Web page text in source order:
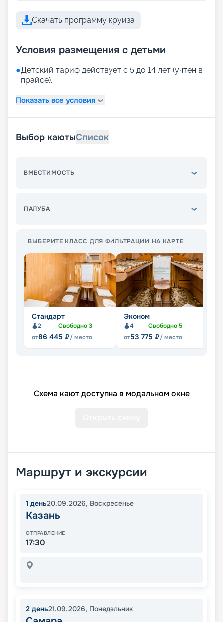
Скачать программу круиза
Условия размещения с детьми
●Детский тариф действует с 5 до 14 лет (учтен в
прайсе).
Показать все условия
Выбор каютыСписок
ВМЕСТИМОСТЬ
ПАЛУБА
ВЫБЕРИТЕ КЛАСС ДЛЯ ФИЛЬТРАЦИИ НА КАРТЕ
Стандарт
2 Свободно3
от86 445 ₽/ место
Эконом
4 Свободно5
от53 775 ₽/ место
Схема кают доступна в модальном окне
Маршрут и экскурсии
1 день20.09.2026, Воскресенье
Казань
ОТПРАВЛЕНИЕ
17:30
2 день21.09.2026, Понедельник